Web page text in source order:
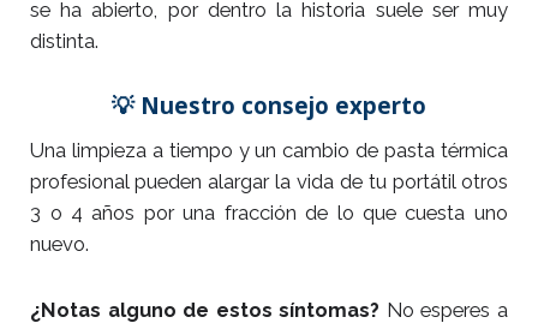
se ha abierto, por dentro la historia suele ser muy
distinta.
💡 Nuestro consejo experto
Una limpieza a tiempo y un cambio de pasta térmica
profesional pueden alargar la vida de tu portátil otros
3 o 4 años por una fracción de lo que cuesta uno
nuevo.
¿Notas alguno de estos síntomas? No esperes a